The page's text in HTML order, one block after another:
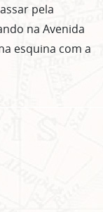
pela
na Avenida
esquina com a